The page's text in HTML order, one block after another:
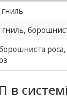
гниль
роса,
в